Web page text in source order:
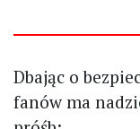
Dbając o
fanów ma